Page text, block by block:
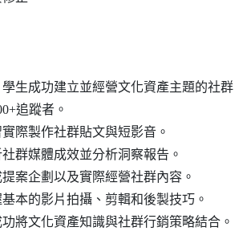
生成功建立並經營文化資產主題的社群
追蹤者。
際製作社群貼文與短影音。
群媒體成效並分析洞察報告。
案企劃以及實際經營社群內容。
本的影片拍攝、剪輯和後製技巧。
將文化資產知識與社群行銷策略結合。